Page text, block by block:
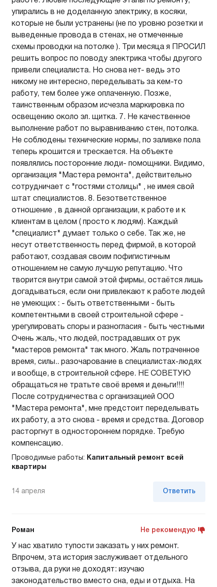
упирались в не доделанную электрику, в косяки,
которые не были устранены (не по уровню розетки и
выведенные провода в стенах, не отмеченные
схемы проводки на потолке ). Три месяца я ПРОСИЛ
решить вопрос по поводу электрика чтобы другого
привели специалиста. Но снова нет- ведь это
никому не интересно, переделывать за кем-то
работу, тем более уже оплаченную. Позже,
таинственным образом исчезла маркировка по
освещению около эл. щитка. 7. Не качественное
выполнение работ по выравниванию стен, потолка.
Не соблюдены технические нормы, по заливке пола
теперь крошится и трескается. На объекте
появлялись посторонние люди- помощники. Видимо,
организация "Мастера ремонта", действительно
сотрудничает с "гостями столицы" , не имея свой
штат специалистов. 8. Безответственное
отношение , в данной организации, к работе и к
клиентам в целом ( просто к людям). Каждый
"специалист" думает только о себе. Так же, не
несут ответственность перед фирмой, в которой
работают, создавая своим пофигистичным
отношением не самую лучшую репутацию. Что
творится внутри самой этой фирмы, остаётся лишь
догадываться, если они привлекают к работе людей
не умеющих : - быть ответственными - быть
компетентными в своей строительной сфере -
урегулировать споры и разногласия - быть честными
Очень жаль, что людей, пострадавших от рук
"мастеров ремонта" так много. Жаль потраченное
время, силы.. разочарование в специалистах-людях
и вообще, в строительной сфере. НЕ СОВЕТУЮ
обращаться не тратьте своё время и деньги!!!!
После сотрудничества с организацией ООО
"Мастера ремонта", мне предстоит переделывать
их работу, а это снова - время и средства. Договор
расторгнут в одностороннем порядке. Требую
компенсацию.
Проводимые работы:
Капитальный ремонт всей
квартиры
14 апреля Ответить
Роман Не рекомендую
У нас хватило тупости заказать у них ремонт.
Впрочем, эта история заслуживает отдельного
отзыва, да руки не доходят: изучаю
законодательство вместо сна, еды и отдыха. На